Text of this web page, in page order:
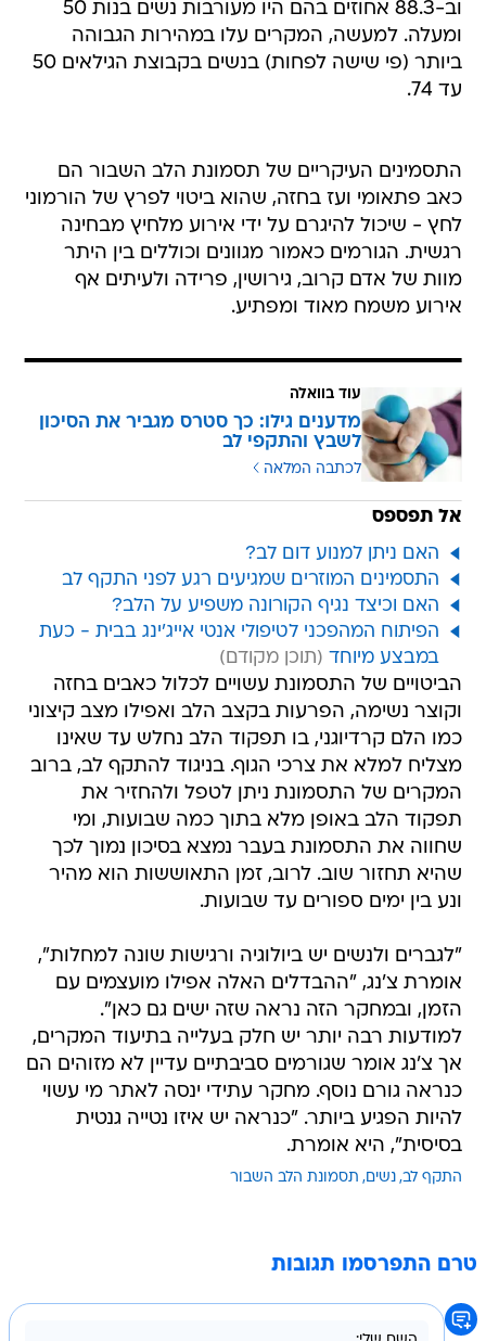
וב-88.3 אחוזים בהם היו מעורבות נשים בנות 50
ומעלה. למעשה, המקרים עלו במהירות הגבוהה
ביותר (פי שישה לפחות) בנשים בקבוצת הגילאים 50
עד 74.
התסמינים העיקריים של תסמונת הלב השבור הם
כאב פתאומי ועז בחזה, שהוא ביטוי לפרץ של הורמוני
לחץ - שיכול להיגרם על ידי אירוע מלחיץ מבחינה
רגשית. הגורמים כאמור מגוונים וכוללים בין היתר
מוות של אדם קרוב, גירושין, פרידה ולעיתים אף
אירוע משמח מאוד ומפתיע.
עוד בוואלה
מדענים גילו: כך סטרס מגביר את הסיכון
לשבץ והתקפי לב
לכתבה המלאה
אל תפספס
האם ניתן למנוע דום לב?
התסמינים המוזרים שמגיעים רגע לפני התקף לב
האם וכיצד נגיף הקורונה משפיע על הלב?
הפיתוח המהפכני לטיפולי אנטי אייג'ינג בבית - כעת
במבצע מיוחד
הביטויים של התסמונת עשויים לכלול כאבים בחזה
וקוצר נשימה, הפרעות בקצב הלב ואפילו מצב קיצוני
כמו הלם קרדיוגני, בו תפקוד הלב נחלש עד שאינו
מצליח למלא את צרכי הגוף. בניגוד להתקף לב, ברוב
המקרים של התסמונת ניתן לטפל ולהחזיר את
תפקוד הלב באופן מלא בתוך כמה שבועות, ומי
שחווה את התסמונת בעבר נמצא בסיכון נמוך לכך
שהיא תחזור שוב. לרוב, זמן התאוששות הוא מהיר
ונע בין ימים ספורים עד שבועות.
"לגברים ולנשים יש ביולוגיה ורגישות שונה למחלות",
אומרת צ'נג, "ההבדלים האלה אפילו מועצמים עם
הזמן, ובמחקר הזה נראה שזה ישים גם כאן".
למודעות רבה יותר יש חלק בעלייה בתיעוד המקרים,
אך צ'נג אומר שגורמים סביבתיים עדיין לא מזוהים הם
כנראה גורם נוסף. מחקר עתידי ינסה לאתר מי עשוי
להיות הפגיע ביותר. "כנראה יש איזו נטייה גנטית
בסיסית", היא אומרת.
התקף לב נשים תסמונת הלב השבור
טרם התפרסמו תגובות